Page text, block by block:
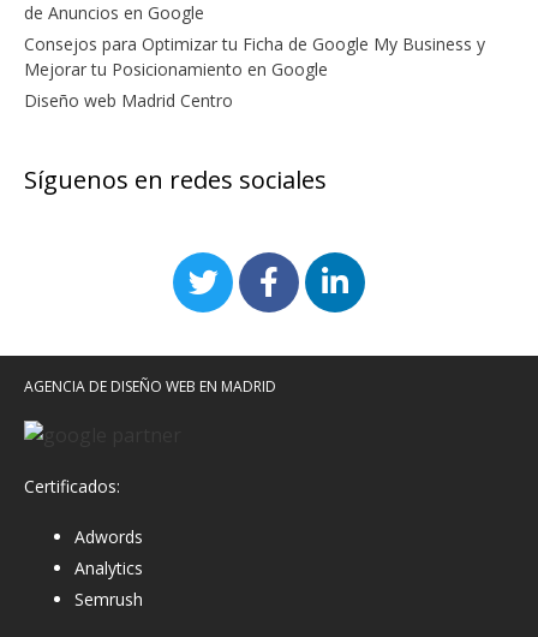
de Anuncios en Google
Consejos para Optimizar tu Ficha de Google My Business y
Mejorar tu Posicionamiento en Google
Diseño web Madrid Centro
Síguenos en redes sociales
AGENCIA DE DISEÑO WEB EN MADRID
Certificados:
Adwords
Analytics
Semrush